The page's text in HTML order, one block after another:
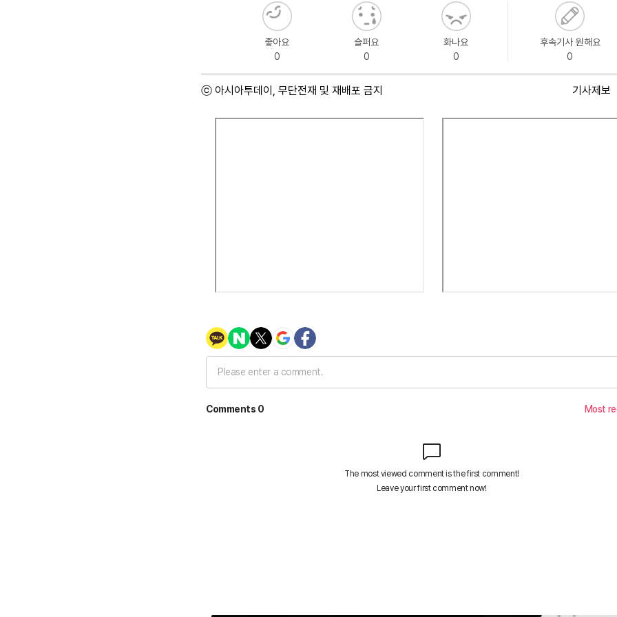
좋아요
0
슬퍼요
0
화나요
0
후속기사 원해요
0
ⓒ 아시아투데이, 무단전재 및 재배포 금지 기사제보